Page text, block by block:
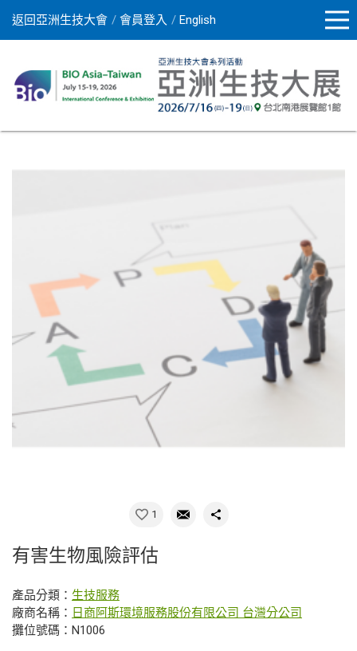
返回亞洲生技大會 會員登入 English
1
有害生物風險評估
產品分類： 生技服務
廠商名稱： 日商阿斯環境服務股份有限公司 台灣分公司
攤位號碼：N1006